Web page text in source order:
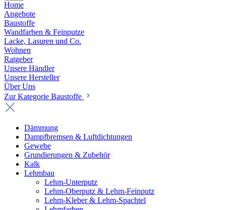
Home
Angebote
Baustoffe
Wandfarben & Feinputze
Lacke, Lasuren und Co.
Wohnen
Ratgeber
Unsere Händler
Unsere Hersteller
Über Uns
Zur Kategorie Baustoffe
Dämmung
Dampfbremsen & Luftdichtungen
Gewebe
Grundierungen & Zubehör
Kalk
Lehmbau
Lehm-Unterputz
Lehm-Oberputz & Lehm-Feinputz
Lehm-Kleber & Lehm-Spachtel